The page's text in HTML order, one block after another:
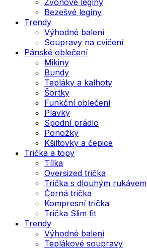
Bezešvé legíny
Trendy
Výhodné balení
Soupravy na cvičení
Pánské oblečení
Mikiny
Bundy
Tepláky a kalhoty
Šortky
Funkční oblečení
Plavky
Spodní prádlo
Ponožky
Kšiltovky a čepice
Trička a topy
Tílka
Oversized trička
Trička s dlouhým rukávem
Černá trička
Kompresní trička
Trička Slim fit
Trendy
Výhodné balení
Teplákové soupravy